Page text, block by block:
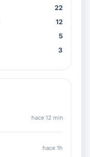
22
12
5
3
hace 12 min
hace 1h